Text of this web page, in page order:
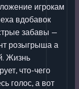
игрокам
вдобавок
забавы —
розыгрыша а
Жизнь
что-чего
голос, а вот